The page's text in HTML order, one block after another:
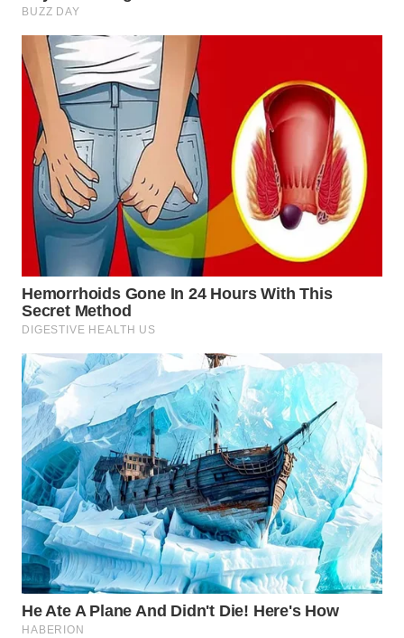
SUMEDANG
WN
CIANJUR
WN
KEPULAUAN
SERIBU
WN
TANGERANG
WN
BINJAI
WN
CIREBON
WN
INDRAMAYU
WN
KUNINGAN
WN
MAJALENGKA
WN